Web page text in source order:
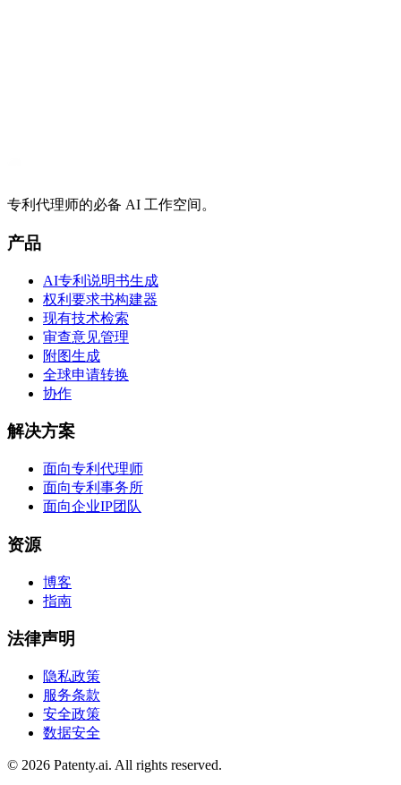
专利代理师的必备 AI 工作空间。
产品
AI专利说明书生成
权利要求书构建器
现有技术检索
审查意见管理
附图生成
全球申请转换
协作
解决方案
面向专利代理师
面向专利事务所
面向企业IP团队
资源
博客
指南
法律声明
隐私政策
服务条款
安全政策
数据安全
© 2026 Patenty.ai. All rights reserved.